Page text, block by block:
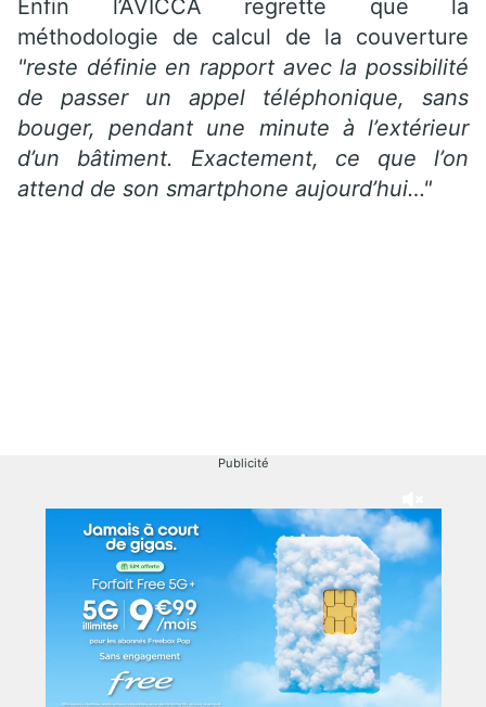
Enfin l’AVICCA regrette que la
méthodologie de calcul de la couverture
"reste définie en rapport avec la possibilité
de passer un appel téléphonique, sans
bouger, pendant une minute à l’extérieur
d’un bâtiment. Exactement, ce que l’on
attend de son smartphone aujourd’hui…"
Publicité